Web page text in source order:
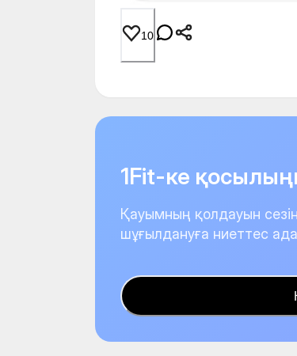
10
1Fit-ке
Қауымның қолдауын
шұғылдануға ниеттес